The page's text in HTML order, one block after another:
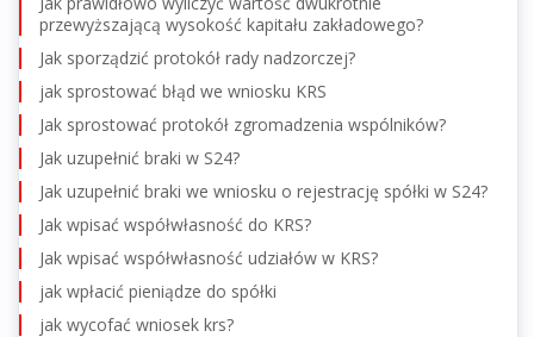
przewyższającą wysokość kapitału zakładowego?
Jak sporządzić protokół rady nadzorczej?
jak sprostować błąd we wniosku KRS
Jak sprostować protokół zgromadzenia wspólników?
Jak uzupełnić braki w S24?
Jak uzupełnić braki we wniosku o rejestrację spółki w S24?
Jak wpisać współwłasność do KRS?
Jak wpisać współwłasność udziałów w KRS?
jak wpłacić pieniądze do spółki
jak wycofać wniosek krs?